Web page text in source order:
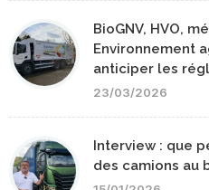
BioGNV, HVO,
Environnement
anticiper les
23/03/2026
Interview : que
des camions au